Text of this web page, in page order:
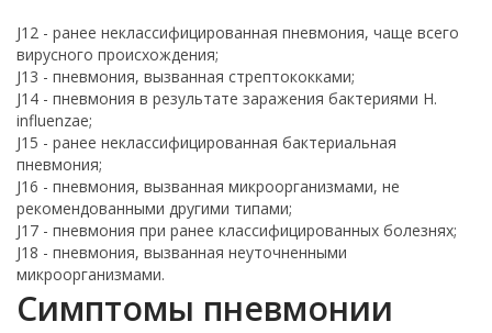
J12 - ранее неклассифицированная пневмония, чаще всего
вирусного происхождения;
J13 - пневмония, вызванная стрептококками;
J14 - пневмония в результате заражения бактериями H.
influenzae;
J15 - ранее неклассифицированная бактериальная
пневмония;
J16 - пневмония, вызванная микроорганизмами, не
рекомендованными другими типами;
J17 - пневмония при ранее классифицированных болезнях;
J18 - пневмония, вызванная неуточненными
микроорганизмами.
Симптомы пневмонии